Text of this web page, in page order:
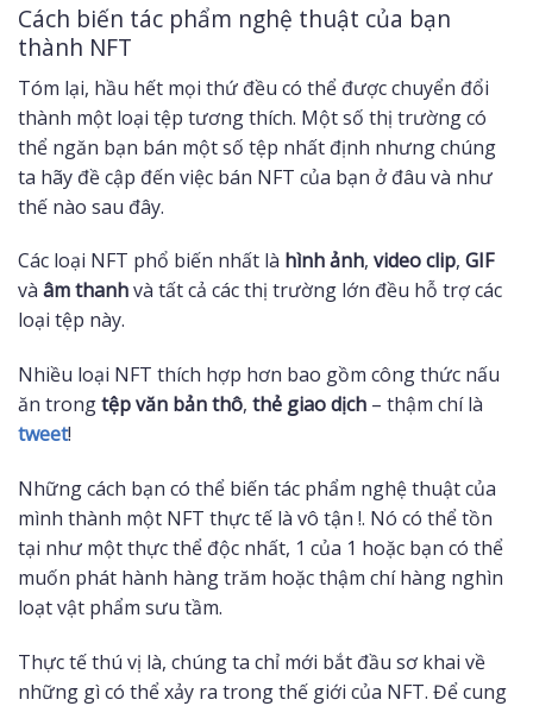
Cách biến tác phẩm nghệ thuật của bạn
thành NFT
Tóm lại, hầu hết mọi thứ đều có thể được chuyển đổi
thành một loại tệp tương thích. Một số thị trường có
thể ngăn bạn bán một số tệp nhất định nhưng chúng
ta hãy đề cập đến việc bán NFT của bạn ở đâu và như
thế nào sau đây.
Các loại NFT phổ biến nhất là hình ảnh, video clip, GIF
và âm thanhvà tất cả các thị trường lớn đều hỗ trợ các
loại tệp này.
Nhiều loại NFT thích hợp hơn bao gồm công thức nấu
ăn trongtệp văn bản thô, thẻ giao dịch – thậm chí là
tweet!
Những cách bạn có thể biến tác phẩm nghệ thuật của
mình thành một NFT thực tế là vô tận !. Nó có thể tồn
tại như một thực thể độc nhất, 1 của 1 hoặc bạn có thể
muốn phát hành hàng trăm hoặc thậm chí hàng nghìn
loạt vật phẩm sưu tầm.
Thực tế thú vị là, chúng ta chỉ mới bắt đầu sơ khai về
những gì có thể xảy ra trong thế giới của NFT. Để cung